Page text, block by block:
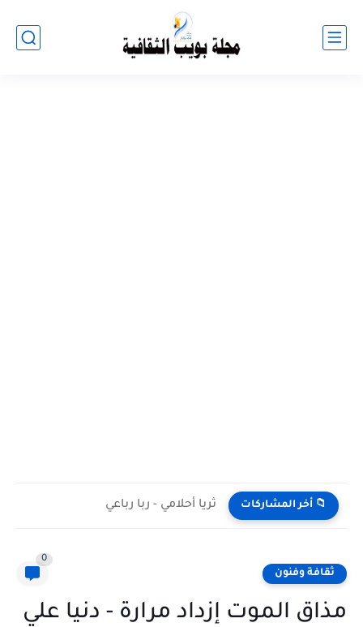
📁 أخر المشاركات ثريا أحلامي - ربا رباعي
ثقافة وفنون
0
مذاق الموت إزداد مرارة - دنيا علي